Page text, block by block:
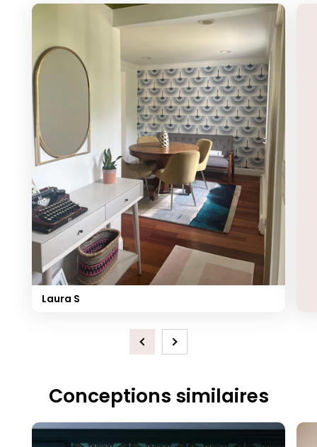
Laura S
PreviousNext
Conceptions similaires